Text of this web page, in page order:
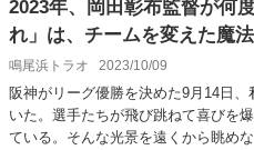
2023年、岡田彰布監督が何
れ」は、チームを変えた魔
鳴尾浜トラオ 2023/10/09
阪神がリーグ優勝を決めた9月14日
いた。選手たちが飛び跳ねて喜びを
ている。そんな光景を遠くから眺め